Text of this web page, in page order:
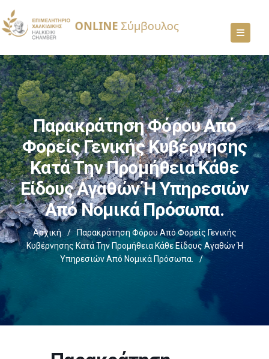
Παρακράτηση Φόρου Από
Φορείς Γενικής Κυβέρνησης
Κατά Την Προμήθεια Κάθε
Είδους Αγαθών Ή Υπηρεσιών
Από Νομικά Πρόσωπα.
Αρχική /
Παρακράτηση Φόρου Από Φορείς Γενικής
Κυβέρνησης Κατά Την Προμήθεια Κάθε Είδους Αγαθών Ή
Υπηρεσιών Από Νομικά Πρόσωπα.
/